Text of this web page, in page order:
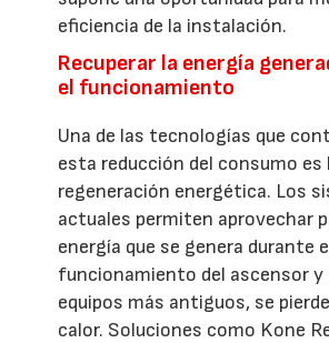
eficiencia de la instalación.
Recuperar la energía
el funcionamiento
Una de las tecnologías que
esta reducción del consumo es
regeneración energética. Los
actuales permiten aprovechar
energía que se genera durante
funcionamiento del ascensor y
equipos más antiguos, se
calor. Soluciones como Kone